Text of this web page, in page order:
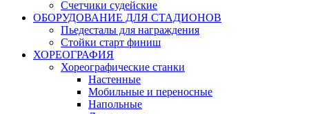
Счетчики судейские
ОБОРУДОВАНИЕ ДЛЯ СТАДИОНОВ
Пьедесталы для награждения
Стойки старт финиш
ХОРЕОГРАФИЯ
Хореографические станки
Настенные
Мобильные и переносные
Напольные